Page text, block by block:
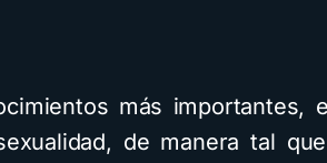
más importantes,
de manera tal